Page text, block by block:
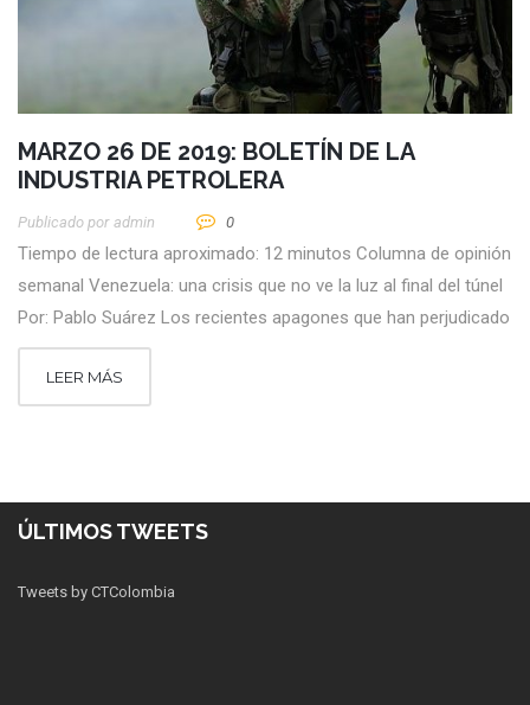
MARZO 26 DE 2019: BOLETÍN DE LA
INDUSTRIA PETROLERA
Publicado por Admin 0
Tiempo de lectura aproximado: 12 minutos Columna de opinión
semanal Venezuela: una crisis que no ve la luz al final del túnel
Por: Pablo Suárez Los recientes apagones que han perjudicado
LEER MÁS
ÚLTIMOS TWEETS
Tweets by CTColombia